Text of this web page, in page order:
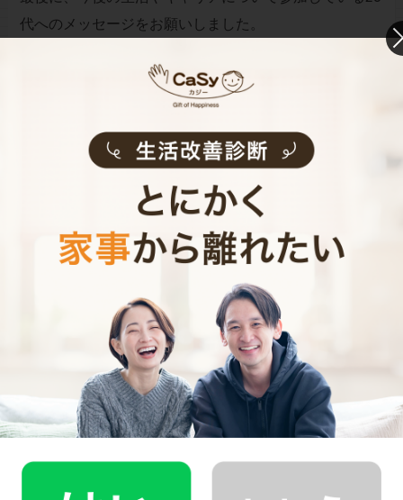
代へのメッセージをお願いしました。
「今こそ理想の生き方を考えるべき」という池澤さん。
「働き方や家の役割が変わって不安かもしれないが、そ
ます。その上で、「一緒に時代を作ろう」と力強い言葉
を頂戴しました。
りょかちさんも「これまで当たり前だったことが変わり
つつある」として今が変革期だとおっしゃいました。
「新しいあたりまえを作るぞと意気込んで一緒に頑張り
ましょう」と若い力にエールを送ってくださいました。
また、家事代行は生活が変わるから使ってみてとCaSyを
オススメいただきました（ありがとうございます！）
ハヤカワさんからは「インプットの仕組み」を作ろうと
いうアドバイスが。「無理のない範囲で努力できる仕組
言います。時間のある今だからこそ、土台作りをしてみ